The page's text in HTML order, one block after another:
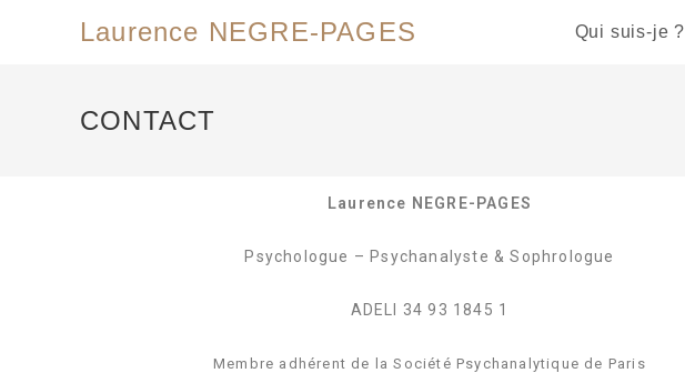
Laurence NEGRE-PAGES Qui suis-je ?
CONTACT
Laurence NEGRE-PAGES
Psychologue – Psychanalyste & Sophrologue
ADELI 34 93 1845 1
Membre adhérent de la Société Psychanalytique de Paris